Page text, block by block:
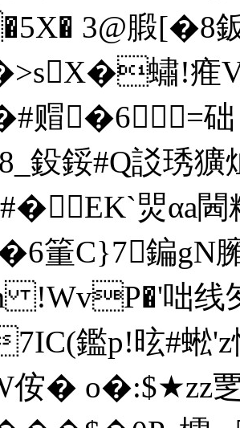
3@腶[�8
蟰!痽
赗�6=
鈠鋖#Q訤琇
焸αa閪
箽C}7鍽gN
!WvP�'咄线
鑑p!昡#
� o�:$★zz覂